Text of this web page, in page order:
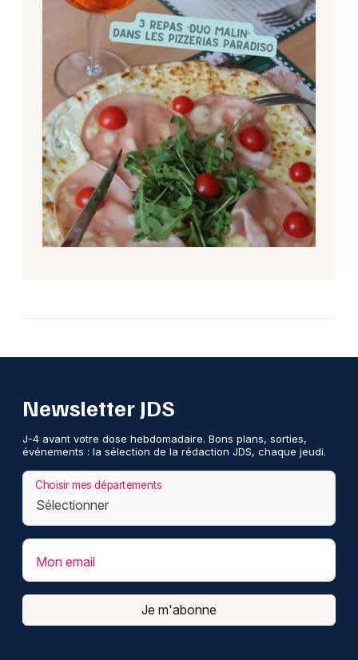
Newsletter JDS
J-4 avant votre dose hebdomadaire. Bons plans, sorties,
événements : la sélection de la rédaction JDS, chaque jeudi.
Choisir mes départements
Mon email
Je m'abonne